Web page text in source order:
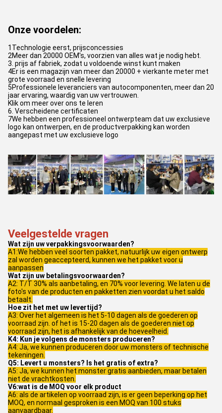
Onze voordelen:
1Technologie eerst, prijsconcessies
2Meer dan 20000 OEM's, voorzien van alles wat je nodig hebt.
3. prijs af fabriek, zodat u voldoende winst kunt maken
4Er is een magazijn van meer dan 20000 + vierkante meter met
grote voorraad en snelle levering
5Professionele leveranciers van autocomponenten, meer dan 20
jaar ervaring, waardig van uw vertrouwen.
Klik om meer over ons te leren
6. Verscheidene certificaten
7We hebben een professioneel ontwerpteam dat uw exclusieve
logo kan ontwerpen, en de productverpakking kan worden
aangepast met uw exclusieve logo
Veelgestelde vragen
Wat zijn uw verpakkingsvoorwaarden?
A1:We hebben veel soorten pakket, natuurlijk uw eigen ontwerp
zal worden geaccepteerd, kunnen we het pakket voor u
aanpassen
Wat zijn uw betalingsvoorwaarden?
A2: T/T 30% als aanbetaling, en 70% voor levering. We laten u de
foto's van de producten en pakketten zien voordat u het saldo
betaalt.
Hoe zit het met uw levertijd?
A3: Over het algemeen is het 5-10 dagen als de goederen op
voorraad zijn. of het is 15-20 dagen als de goederen niet op
voorraad zijn, het is afhankelijk van de hoeveelheid.
K4: Kun je volgens de monsters produceren?
A4: Ja, we kunnen produceren door uw monsters of technische
tekeningen.
Q5: Levert u monsters? Is het gratis of extra?
A5: Ja, we kunnen het monster gratis aanbieden, maar betalen
niet de vrachtkosten.
V6:wat is de MOQ voor elk product
A6: als de artikelen op voorraad zijn, is er geen beperking op het
MOQ, en normaal gesproken is een MOQ van 100 stuks
aanvaardbaar.